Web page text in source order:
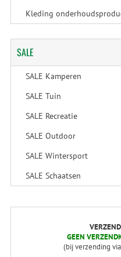
Kleding
SALE
SALE Kamperen
SALE Tuin
SALE Recreatie
SALE Outdoor
SALE Wintersport
SALE Schaatsen
GEEN
(bij verzending